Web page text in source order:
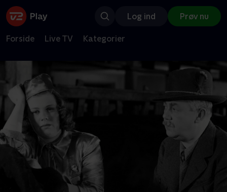
Log ind Prøv nu
Forside Live TV Kategorier